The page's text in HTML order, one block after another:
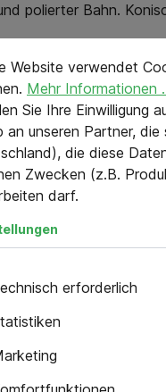
polierter Bahn.
40 mm
Frei von
enthält keine SVHC-
Voreinstellungen
Website verwendet
Mehr Informationen
Sie Ihre Einwilligung
an unseren Partner,
die diese
Zwecken (z.B.
darf.
erforderlich